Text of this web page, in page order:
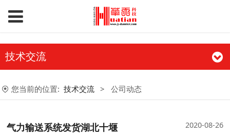
技术交流
您当前的位置: 技术交流 > 公司动态
气力输送系统发货湖北十堰 2020-08-26